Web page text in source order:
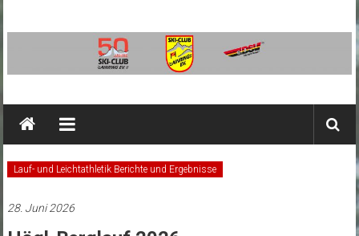
SC
Ainring
Ski-
Club
Ainring
Lauf- und Leichtathletik Berichte und Ergebnisse
28. Juni 2026